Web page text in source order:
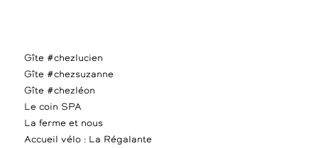
Gîte #chezlucien
Gîte #chezsuzanne
Gîte #chezléon
Le coin SPA
La ferme et nous
Accueil vélo : La Régalante